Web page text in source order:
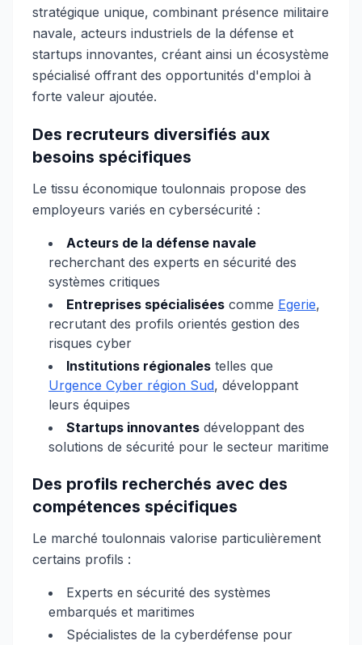
stratégique unique, combinant présence militaire
navale, acteurs industriels de la défense et
startups innovantes, créant ainsi un écosystème
spécialisé offrant des opportunités d'emploi à
forte valeur ajoutée.
Des recruteurs diversifiés aux
besoins spécifiques
Le tissu économique toulonnais propose des
employeurs variés en cybersécurité :
Acteurs de la défense navale
recherchant des experts en sécurité des
systèmes critiques
Entreprises spécialisées comme Egerie,
recrutant des profils orientés gestion des
risques cyber
Institutions régionales telles que
Urgence Cyber région Sud, développant
leurs équipes
Startups innovantes développant des
solutions de sécurité pour le secteur maritime
Des profils recherchés avec des
compétences spécifiques
Le marché toulonnais valorise particulièrement
certains profils :
Experts en sécurité des systèmes
embarqués et maritimes
Spécialistes de la cyberdéfense pour